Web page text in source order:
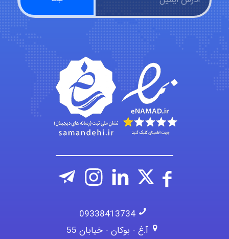
roya_boostani
amir
Fateme896
09338413734
آ.غ - بوکان - خیابان 55